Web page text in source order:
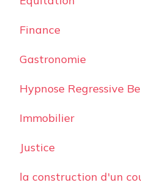
Finance
Gastronomie
Hypnose Regressive
Immobilier
Justice
la construction d'un